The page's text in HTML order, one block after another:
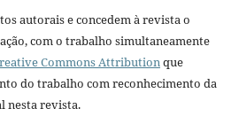
autorais e concedem à revista o
com o trabalho simultaneamente
Commons Attributionque
do trabalho com reconhecimento da
nesta revista.